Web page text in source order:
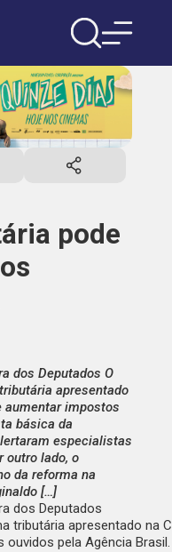
pode
dos Deputados O
apresentado
aumentar impostos
básica da
especialistas
outro lado, o
da reforma na
[…]
dos Deputados
tributária apresentado na
ouvidos pelaAgência Brasil